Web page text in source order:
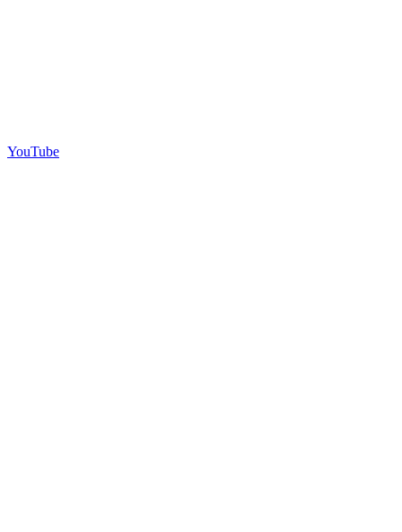
YouTube